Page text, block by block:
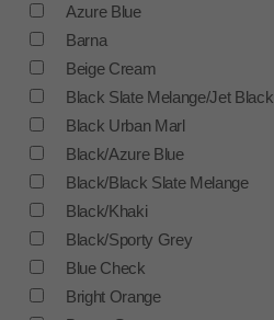
Azure Blue
Barna
Beige Cream
Black Slate Melange/Jet Black
Black Urban Marl
Black/Azure Blue
Black/Black Slate Melange
Black/Khaki
Black/Sporty Grey
Blue Check
Bright Orange